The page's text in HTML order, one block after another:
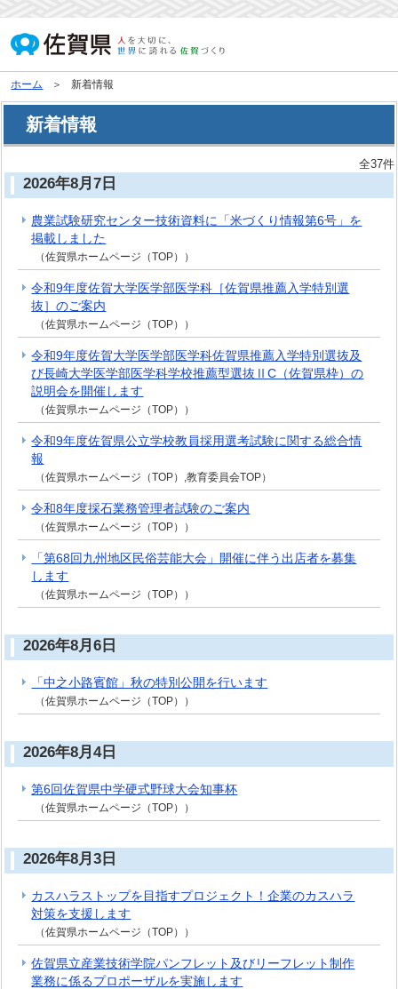
ホーム 新着情報
新着情報
全37件
2026年8月7日
農業試験研究センター技術資料に「米づくり情報第6号」を
掲載しました
（佐賀県ホームページ（TOP））
令和9年度佐賀大学医学部医学科［佐賀県推薦入学特別選
抜］のご案内
（佐賀県ホームページ（TOP））
令和9年度佐賀大学医学部医学科佐賀県推薦入学特別選抜及
び長崎大学医学部医学科学校推薦型選抜ⅡC（佐賀県枠）の
説明会を開催します
（佐賀県ホームページ（TOP））
令和9年度佐賀県公立学校教員採用選考試験に関する総合情
報
（佐賀県ホームページ（TOP）,教育委員会TOP）
令和8年度採石業務管理者試験のご案内
（佐賀県ホームページ（TOP））
「第68回九州地区民俗芸能大会」開催に伴う出店者を募集
します
（佐賀県ホームページ（TOP））
2026年8月6日
「中之小路賓館」秋の特別公開を行います
（佐賀県ホームページ（TOP））
2026年8月4日
第6回佐賀県中学硬式野球大会知事杯
（佐賀県ホームページ（TOP））
2026年8月3日
カスハラストップを目指すプロジェクト！企業のカスハラ
対策を支援します
（佐賀県ホームページ（TOP））
佐賀県立産業技術学院パンフレット及びリーフレット制作
業務に係るプロポーザルを実施します